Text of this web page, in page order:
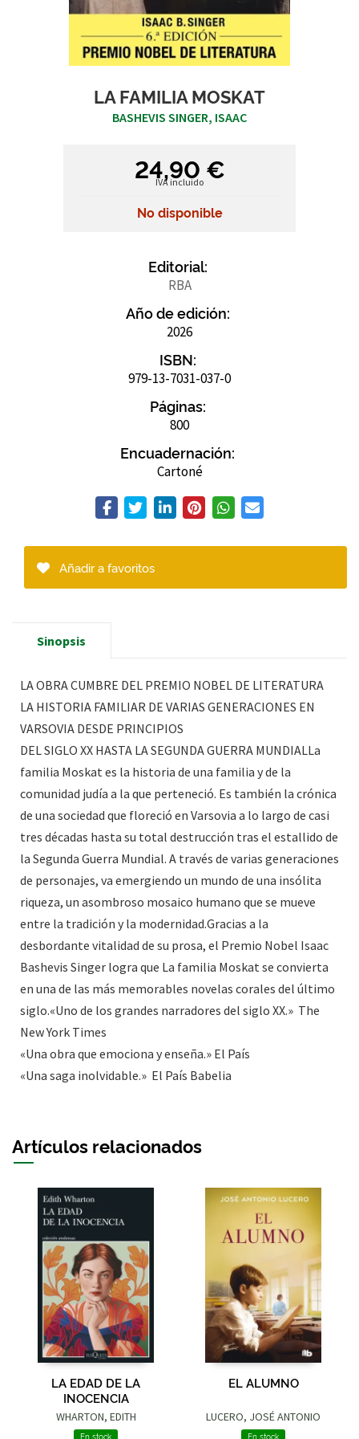
LA FAMILIA MOSKAT
BASHEVIS SINGER, ISAAC
24,90 €
IVA incluido
No disponible
Editorial:
RBA
Año de edición:
2026
ISBN:
979-13-7031-037-0
Páginas:
800
Encuadernación:
Cartoné
Añadir a favoritos
Sinopsis
LA OBRA CUMBRE DEL PREMIO NOBEL DE LITERATURA
LA HISTORIA FAMILIAR DE VARIAS GENERACIONES EN
VARSOVIA DESDE PRINCIPIOS
DEL SIGLO XX HASTA LA SEGUNDA GUERRA MUNDIALLa
familia Moskat es la historia de una familia y de la
comunidad judía a la que perteneció. Es también la crónica
de una sociedad que floreció en Varsovia a lo largo de casi
tres décadas hasta su total destrucción tras el estallido de
la Segunda Guerra Mundial. A través de varias generaciones
de personajes, va emergiendo un mundo de una insólita
riqueza, un asombroso mosaico humano que se mueve
entre la tradición y la modernidad.Gracias a la
desbordante vitalidad de su prosa, el Premio Nobel Isaac
Bashevis Singer logra que La familia Moskat se convierta
en una de las más memorables novelas corales del último
siglo.«Uno de los grandes narradores del siglo XX.»  The
New York Times
«Una obra que emociona y enseña.» El País
«Una saga inolvidable.»  El País Babelia
Artículos relacionados
LA EDAD DE LA
INOCENCIA
WHARTON, EDITH
En stock
EL ALUMNO
LUCERO, JOSÉ ANTONIO
En stock